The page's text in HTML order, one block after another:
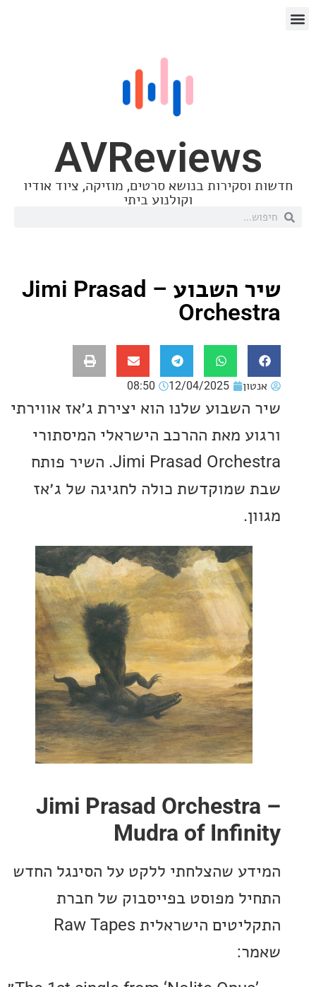
בנושא סרטים, מוזיקה, ציוד אודיו
וקולנוע ביתי
שיר השבוע – Jimi Prasad
12/04/2025
08:50
שלנו הוא יצירת ג׳אז אווירתי
מאת ההרכב הישראלי המיסתורי
Jimi Prasad Orchestra. השיר פותח
כולה לחגיגה של ג׳אז
Jimi Prasad
Mudra of
שהצלחתי ללקט על הסינגל החדש
מפוסט בפייסבוק של חברת
התקליטים הישראלית Raw Tapes